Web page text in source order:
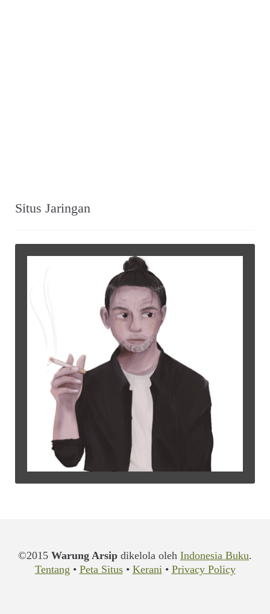
Situs Jaringan
©2015 Warung Arsip dikelola oleh Indonesia Buku.
Tentang • Peta Situs• Kerani • Privacy Policy